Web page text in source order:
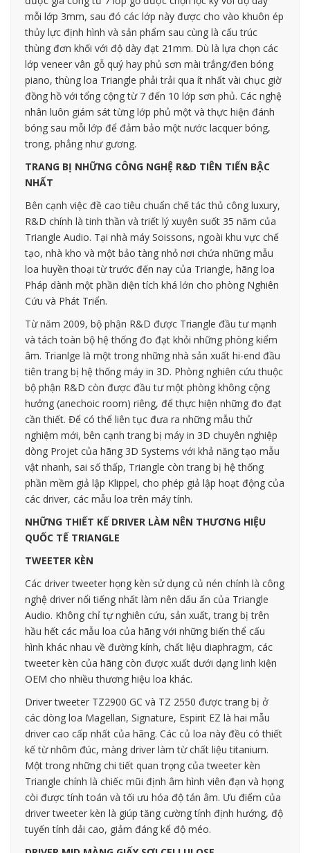
mỗi lớp 3mm, sau đó các lớp này được cho vào khuôn ép
thủy lực định hình và sản phẩm sau cùng là cấu trúc
thùng đơn khối với độ dày đạt 21mm. Dù là lựa chọn các
lớp veneer vân gỗ quý hay phủ sơn mài trắng/đen bóng
piano, thùng loa Triangle phải trải qua ít nhất vài chục giờ
đồng hồ với tổng cộng từ 7 đến 10 lớp sơn phủ. Các nghệ
nhân luôn giám sát từng lớp phủ một và thực hiện đánh
bóng sau mỗi lớp để đảm bảo một nước lacquer bóng,
trong, phẳng như gương.
TRANG BỊ NHỮNG CÔNG NGHỆ R&D TIÊN TIẾN BẬC
NHẤT
Bên cạnh việc đề cao tiêu chuẩn chế tác thủ công luxury,
R&D chính là tinh thần và triết lý xuyên suốt 35 năm của
Triangle Audio. Tại nhà máy Soissons, ngoài khu vực chế
tạo, nhà kho và một bảo tàng nhỏ nơi chứa những mẫu
loa huyền thoại từ trước đến nay của Triangle, hãng loa
Pháp dành một phần diện tích khá lớn cho phòng Nghiên
Cứu và Phát Triển.
Từ năm 2009, bộ phận R&D được Triangle đầu tư mạnh
và tách toàn bộ hệ thống đo đạt khỏi những phòng kiểm
âm. Trianlge là một trong những nhà sản xuất hi-end đầu
tiên trang bị hệ thống máy in 3D. Phòng nghiên cứu thuộc
bộ phận R&D còn được đầu tư một phòng không cộng
hưởng (anechoic room) riêng, để thực hiện những đo đạt
cần thiết. Để có thể liên tục đưa ra những mẫu thử
nghiệm mới, bên cạnh trang bị máy in 3D chuyên nghiệp
dòng Projet của hãng 3D Systems với khả năng tạo mẫu
vật nhanh, sai số thấp, Triangle còn trang bị hệ thống
phần mềm giả lập Klippel, cho phép giả lập hoạt động của
các driver, các mẫu loa trên máy tính.
NHỮNG THIẾT KẾ DRIVER LÀM NÊN THƯƠNG HIỆU
QUỐC TẾ TRIANGLE
TWEETER KÈN
Các driver tweeter họng kèn sử dụng củ nén chính là công
nghệ driver nổi tiếng nhất làm nên dấu ấn của Triangle
Audio. Không chỉ tự nghiên cứu, sản xuất, trang bị trên
hầu hết các mẫu loa của hãng với những biến thể cấu
hình khác nhau về đường kính, chất liệu diaphragm, các
tweeter kèn của hãng còn được xuất dưới dạng linh kiện
OEM cho nhiều thương hiệu loa khác.
Driver tweeter TZ2900 GC và TZ 2550 được trang bị ở
các dòng loa Magellan, Signature, Espirit EZ là hai mẫu
driver cao cấp nhất của hãng. Các củ loa này đều có thiết
kế từ nhôm đúc, màng driver làm từ chất liệu titanium.
Một trong những chi tiết quan trọng của tweeter kèn
Triangle chính là chiếc mũi định âm hình viên đạn và họng
còi được tính toán và tối ưu hóa độ tán âm. Ưu điểm của
driver tweeter kèn là giúp tăng cường tính định hướng, độ
tuyến tính dải cao, giảm đáng kể độ méo.